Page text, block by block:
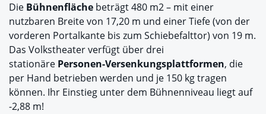
Die Bühnenfläche beträgt 480 m2– mit einer
nutzbaren Breite von 17,20 m und einer Tiefe (von der
vorderen Portalkante bis zum Schiebefalttor) von 19 m.
Das Volkstheater verfügt über drei
stationäre Personen-Versenkungsplattformen, die
per Hand betrieben werden und je 150 kg tragen
können. Ihr Einstieg unter dem Bühnenniveau liegt auf
-2,88 m!